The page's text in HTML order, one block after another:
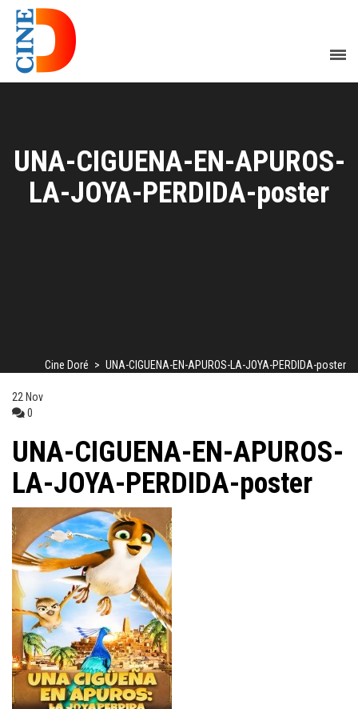
UNA-CIGUENA-EN-APUROS-
LA-JOYA-PERDIDA-poster
Cine Doré > UNA-CIGUENA-EN-APUROS-LA-JOYA-PERDIDA-poster
22 Nov
0
UNA-CIGUENA-EN-APUROS-
LA-JOYA-PERDIDA-poster